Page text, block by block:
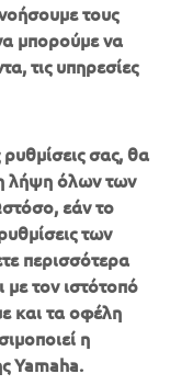
κινητήρα 686
για την παροχή
ροπής. Το
τα 140 κιλά.
τους
μπορούμε να
τις υπηρεσίες
ρυθμίσεις σας, θα
λήψη όλων των
εάν το
των
περισσότερα
με τον ιστότοπό
και τα οφέλη
η
Yamaha.